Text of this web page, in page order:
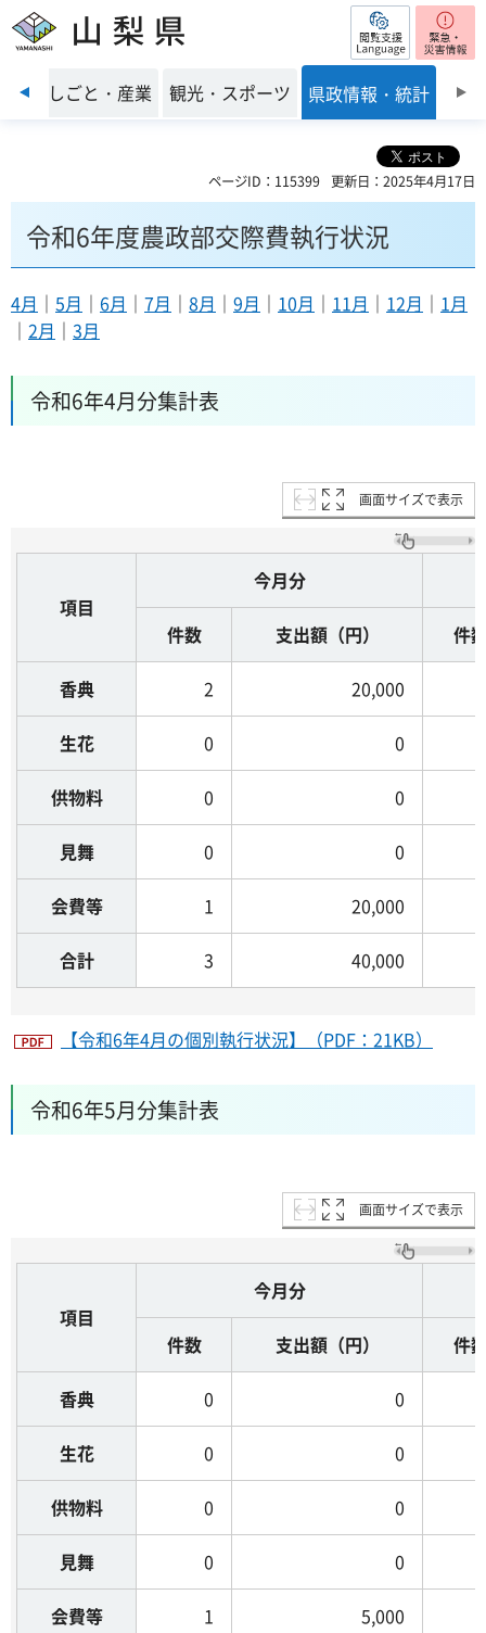
山梨県 閲覧支援
前のスライドを表示
境 しごと・産業 観光・スポーツ 県政情報・統計
ページID：115399 更新日：2025年4月17日
令和6年度農政部交際費執行状況
4月 ｜ 5月 ｜ 6月 ｜ 7月 ｜ 8月 ｜ 9月 ｜ 10月 ｜ 11月 ｜ 12月 ｜ 1月
｜ 2月 ｜ 3月
令和6年4月分集計表
画面サイズで表示
項目
今月分
件数 支出額（円） 件
香典 2 20,000
生花 0 0
供物料 0 0
見舞 0 0
会費等 1 20,000
合計 3 40,000
【令和6年4月の個別執行状況】（PDF：21KB）
令和6年5月分集計表
画面サイズで表示
項目
今月分
件数 支出額（円） 件
香典 0 0
生花 0 0
供物料 0 0
見舞 0 0
会費等 1 5,000